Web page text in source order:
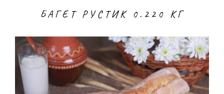
БАГЕТ РУСТИК 0.220 КГ